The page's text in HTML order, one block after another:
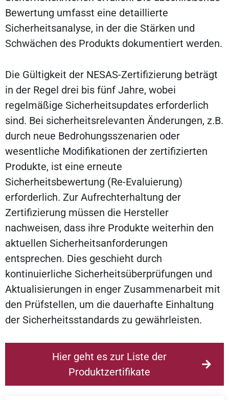
Bewertung umfasst eine detaillierte
Sicherheitsanalyse, in der die Stärken und
Schwächen des Produkts dokumentiert werden.
Die Gültigkeit der NESAS-Zertifizierung beträgt
in der Regel drei bis fünf Jahre, wobei
regelmäßige Sicherheitsupdates erforderlich
sind. Bei sicherheitsrelevanten Änderungen, z.B.
durch neue Bedrohungsszenarien oder
wesentliche Modifikationen der zertifizierten
Produkte, ist eine erneute
Sicherheitsbewertung (Re-Evaluierung)
erforderlich. Zur Aufrechterhaltung der
Zertifizierung müssen die Hersteller
nachweisen, dass ihre Produkte weiterhin den
aktuellen Sicherheitsanforderungen
entsprechen. Dies geschieht durch
kontinuierliche Sicherheitsüberprüfungen und
Aktualisierungen in enger Zusammenarbeit mit
den Prüfstellen, um die dauerhafte Einhaltung
der Sicherheitsstandards zu gewährleisten.
Hier geht es zur Liste der
Produktzertifikate